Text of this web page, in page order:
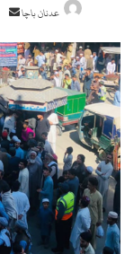
عدنان باچا